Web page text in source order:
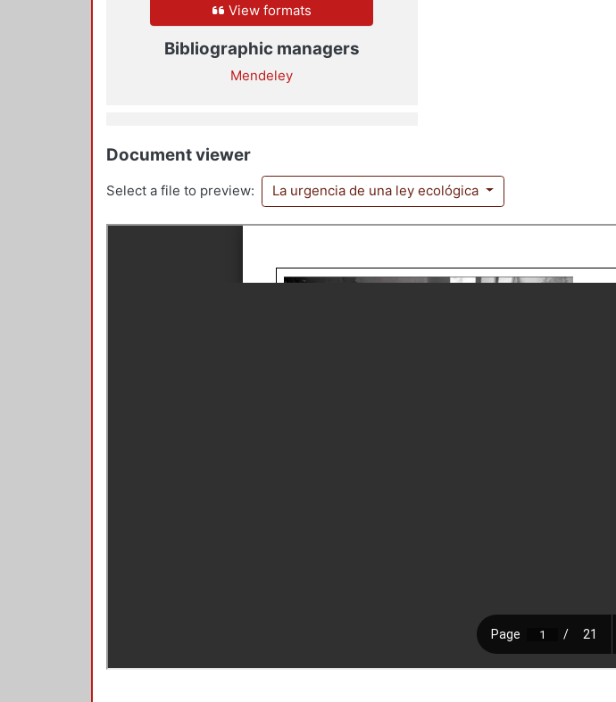
View formats
Bibliographic managers
Mendeley
Document viewer
Select a file to preview: La urgencia de una ley ecológica